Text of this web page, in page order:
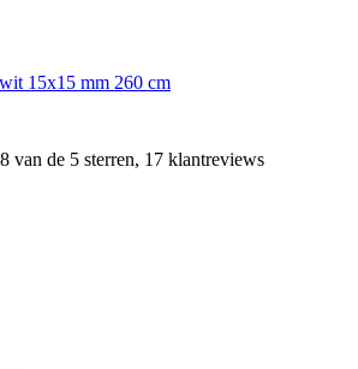
15x15 mm 260 cm
van de 5 sterren, 17 klantreviews